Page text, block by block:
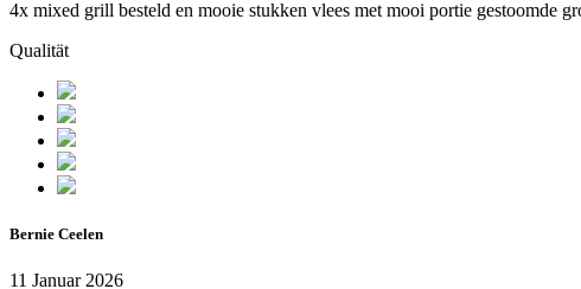
4x mixed grill besteld en mooie stukken vlees met mooi portie gestoomde
Qualität
Bernie Ceelen
11 Januar 2026